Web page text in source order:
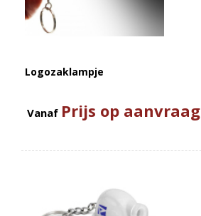
Logozaklampje
Vanaf Prijs op aanvraag